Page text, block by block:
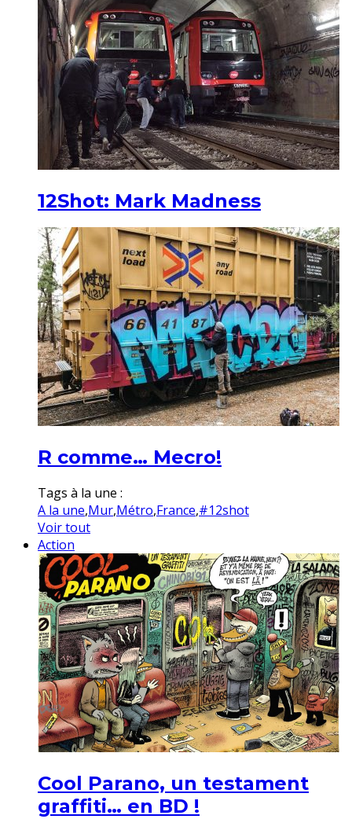
12Shot: Mark Madness
R comme… Mecro!
Tags à la une :
A la une,Mur,Métro,France,#12shot
Voir tout
Action
Cool Parano, un testament
graffiti… en BD !